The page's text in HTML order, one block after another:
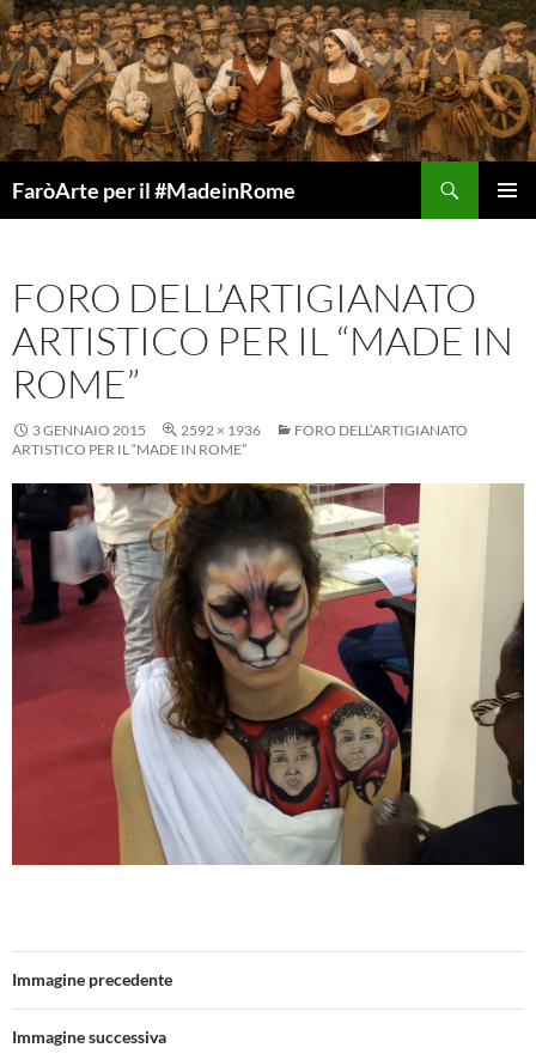
Vai
al
contenuto
FaròArte per il #MadeinRome
FORO DELL’ARTIGIANATO
ARTISTICO PER IL “MADE IN
ROME”
3 GENNAIO 2015 2592 × 1936
FORO DELL’ARTIGIANATO
ARTISTICO PER IL “MADE IN ROME”
Immagine precedente
Immagine successiva